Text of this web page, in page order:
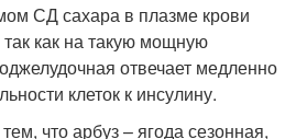
СД сахара в плазме крови
как на такую мощную
отвечает медленно
клеток к инсулину.
что арбуз – ягода сезонная,